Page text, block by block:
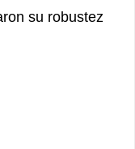
su robustez